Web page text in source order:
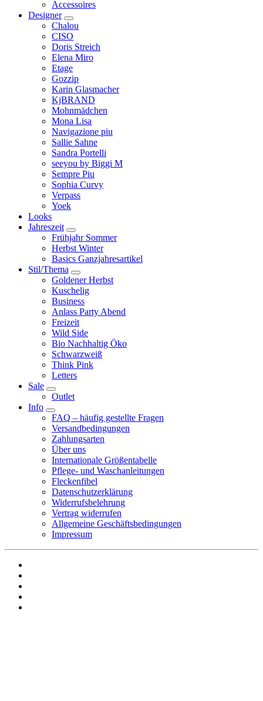
Accessoires
Designer
Chalou
CISO
Doris Streich
Elena Miro
Etage
Gozzip
Karin Glasmacher
KjBRAND
Mohnmädchen
Mona Lisa
Navigazione piu
Sallie Sahne
Sandra Portelli
seeyou by Biggi M
Sempre Piu
Sophia Curvy
Verpass
Yoek
Looks
Jahreszeit
Frühjahr Sommer
Herbst Winter
Basics Ganzjahresartikel
Stil/Thema
Goldener Herbst
Kuschelig
Business
Anlass Party Abend
Freizeit
Wild Side
Bio Nachhaltig Öko
Schwarzweiß
Think Pink
Letters
Sale
Outlet
Info
FAQ – häufig gestellte Fragen
Versandbedingungen
Zahlungsarten
Über uns
Internationale Größentabelle
Pflege- und Waschanleitungen
Fleckenfibel
Datenschutzerklärung
Widerrufsbelehrung
Vertrag widerrufen
Allgemeine Geschäftsbedingungen
Impressum